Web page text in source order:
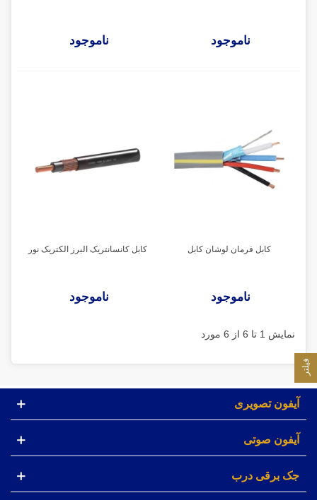
ناموجود ناموجود
کابل فرمان لوشان کابل
ناموجود
کابل کانسانتریک البرز الکتریک نور
ناموجود
نمایش 1 تا 6 از 6 مورد
آیفون تصویری
آیفون صوتی
جک برقی درب
فیلتر